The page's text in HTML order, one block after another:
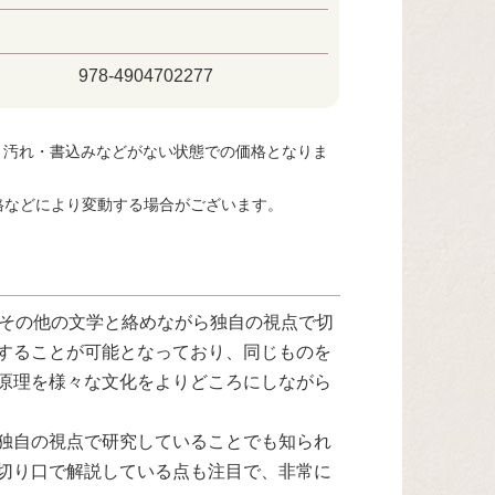
978-4904702277
れ・書込みなどがない状態での価格となりま
どにより変動する場合がございます。
の他の文学と絡めながら独自の視点で切
ることが可能となっており、同じものを
理を様々な文化をよりどころにしながら
自の視点で研究していることでも知られ
り口で解説している点も注目で、非常に